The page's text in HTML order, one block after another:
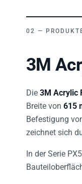
3M
Die 3M Acrylic
Breite von 615
Befestigung
zeichnet sich
In der Serie